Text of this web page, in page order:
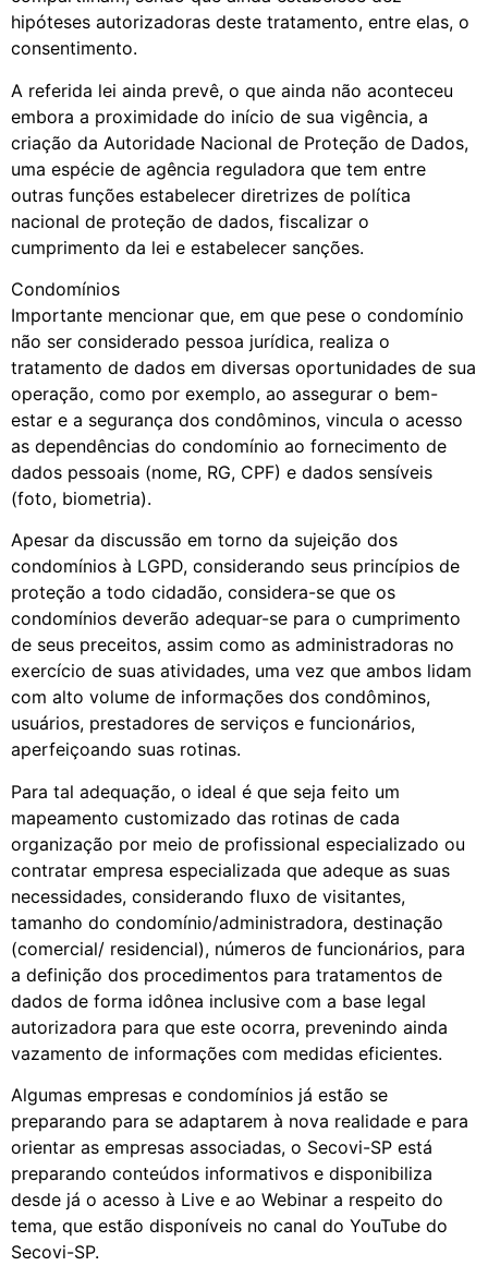
hipóteses autorizadoras deste tratamento, entre elas, o
consentimento.
A referida lei ainda prevê, o que ainda não aconteceu
embora a proximidade do início de sua vigência, a
criação da Autoridade Nacional de Proteção de Dados,
uma espécie de agência reguladora que tem entre
outras funções estabelecer diretrizes de política
nacional de proteção de dados, fiscalizar o
cumprimento da lei e estabelecer sanções.
Condomínios
Importante mencionar que, em que pese o condomínio
não ser considerado pessoa jurídica, realiza o
tratamento de dados em diversas oportunidades de sua
operação, como por exemplo, ao assegurar o bem-
estar e a segurança dos condôminos, vincula o acesso
as dependências do condomínio ao fornecimento de
dados pessoais (nome, RG, CPF) e dados sensíveis
(foto, biometria).
Apesar da discussão em torno da sujeição dos
condomínios à LGPD, considerando seus princípios de
proteção a todo cidadão, considera-se que os
condomínios deverão adequar-se para o cumprimento
de seus preceitos, assim como as administradoras no
exercício de suas atividades, uma vez que ambos lidam
com alto volume de informações dos condôminos,
usuários, prestadores de serviços e funcionários,
aperfeiçoando suas rotinas.
Para tal adequação, o ideal é que seja feito um
mapeamento customizado das rotinas de cada
organização por meio de profissional especializado ou
contratar empresa especializada que adeque as suas
necessidades, considerando fluxo de visitantes,
tamanho do condomínio/administradora, destinação
(comercial/ residencial), números de funcionários, para
a definição dos procedimentos para tratamentos de
dados de forma idônea inclusive com a base legal
autorizadora para que este ocorra, prevenindo ainda
vazamento de informações com medidas eficientes.
Algumas empresas e condomínios já estão se
preparando para se adaptarem à nova realidade e para
orientar as empresas associadas, o Secovi-SP está
preparando conteúdos informativos e disponibiliza
desde já o acesso à Live e ao Webinar a respeito do
tema, que estão disponíveis no canal do YouTube do
Secovi-SP.